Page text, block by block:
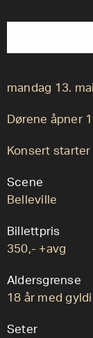
mandag 13.
Dørene åpner
Konsert
Scene
Belleville
Billettpris
350,- +avg
Aldersgrense
18 år med
Seter